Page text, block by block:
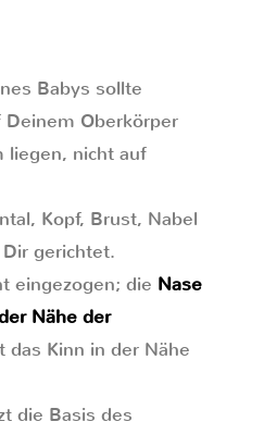
Babys sollte
Oberkörper
liegen, nicht auf
Kopf, Brust, Nabel
gerichtet.
eingezogen; die Nase
Nähe der
das Kinn in der Nähe
die Basis des